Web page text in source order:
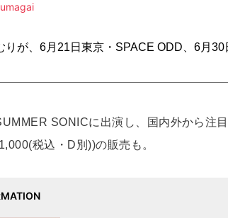
りが、6月21日東京・SPACE ODD、6月
SONICに出演し、国内外から注
税込・D別))の販売も。